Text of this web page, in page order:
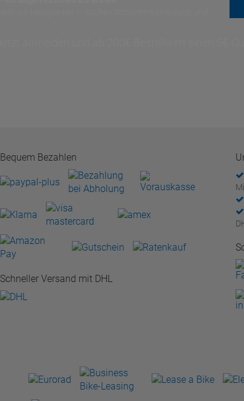
Bequem Bezahlen
Schneller Versand mit DHL